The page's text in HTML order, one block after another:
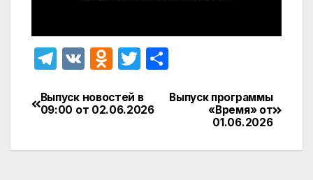
T
e
a
V
O
n
kl
T
itt п
а
Навигация
Выпуск программы
«Время» от
01.06.2026
Выпуск новостей в
09:00 от 02.06.2026